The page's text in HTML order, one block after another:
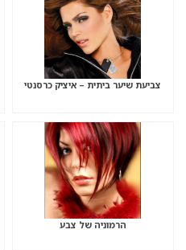
צביעת שיער ביתית – איציק כרסנטי
הרמוניה של צבע